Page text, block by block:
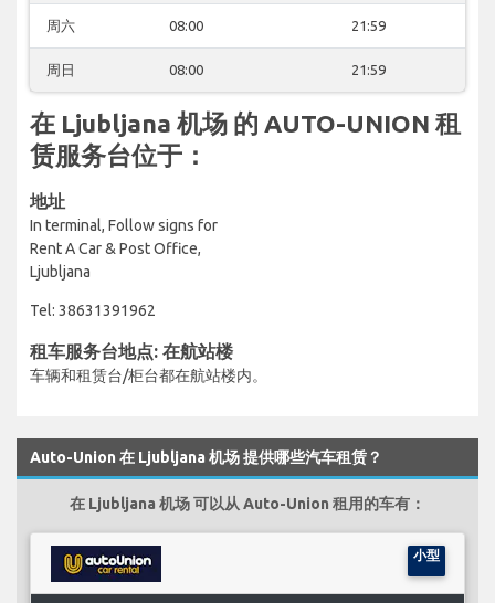
周六 08:00 21:59
周日 08:00 21:59
在 Ljubljana 机场 的 AUTO-UNION 租
赁服务台位于：
地址
In terminal, Follow signs for
Rent A Car & Post Office,
Ljubljana
Tel: 38631391962
租车服务台地点: 在航站楼
车辆和租赁台/柜台都在航站楼内。
Auto-Union 在 Ljubljana 机场 提供哪些汽车租赁？
在 Ljubljana 机场 可以从 Auto-Union 租用的车有：
小型